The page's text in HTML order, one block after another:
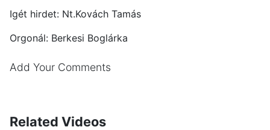
Igét hirdet: Nt.Kovách Tamás
Orgonál: Berkesi Boglárka
Add Your Comments
Related Videos